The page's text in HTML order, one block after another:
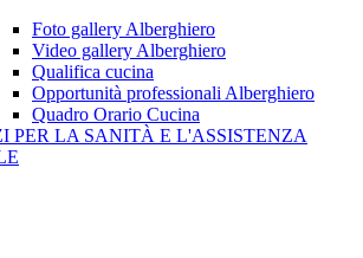
Foto gallery Alberghiero
Video gallery Alberghiero
Qualifica cucina
Opportunità professionali Alberghiero
Quadro Orario Cucina
PER LA SANITÀ E L'ASSISTENZA